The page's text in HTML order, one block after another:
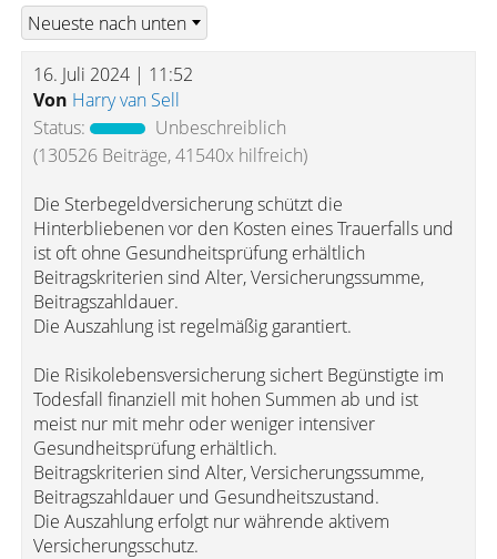
16. Juli 2024 | 11:52
Von Harry van Sell
Status:
Unbeschreiblich
(130526 Beiträge, 41540x hilfreich)
Die Sterbegeldversicherung schützt die
Hinterbliebenen vor den Kosten eines Trauerfalls und
ist oft ohne Gesundheitsprüfung erhältlich
Beitragskriterien sind Alter, Versicherungssumme,
Beitragszahldauer.
Die Auszahlung ist regelmäßig garantiert.
Die Risikolebensversicherung sichert Begünstigte im
Todesfall finanziell mit hohen Summen ab und ist
meist nur mit mehr oder weniger intensiver
Gesundheitsprüfung erhältlich.
Beitragskriterien sind Alter, Versicherungssumme,
Beitragszahldauer und Gesundheitszustand.
Die Auszahlung erfolgt nur währende aktivem
Versicherungsschutz.